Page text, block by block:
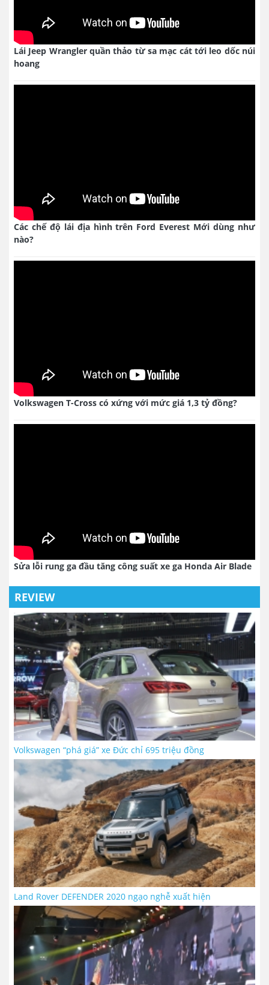
Lái Jeep Wrangler quần thảo từ sa mạc cát tới leo dốc núi
hoang
Các chế độ lái địa hình trên Ford Everest Mới dùng như
nào?
Volkswagen T-Cross có xứng với mức giá 1,3 tỷ đồng?
Sửa lỗi rung ga đầu tăng công suất xe ga Honda Air Blade
REVIEW
Volkswagen “phá giá” xe Đức chỉ 695 triệu đồng
Land Rover DEFENDER 2020 ngạo nghễ xuất hiện